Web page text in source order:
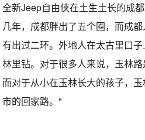
全新Jeep自由侠在土生土长的成
几年，成都胖出了五个圈，而成
有出过二环。外地人在太古里口
林里钻。对于很多人来说，玉林路
而对于从小在玉林长大的孩子，
市的回家路。"